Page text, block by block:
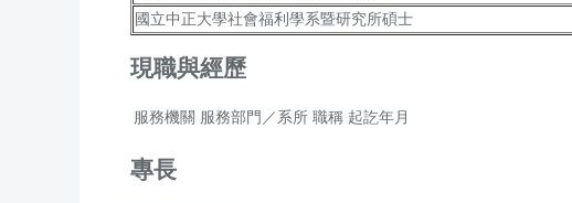
國立中正大學社會福利學系暨研究所碩士
現職與經歷
服務機關 服務部門／系所 職稱 起訖年月
專長